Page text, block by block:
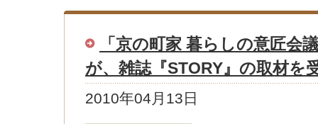
「京の町家 暮らしの意匠会
が、雑誌『STORY』の取材を
2010年04月13日